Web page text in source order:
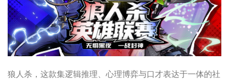
狼人杀，这款集逻辑推理、心理博弈与口才表达于一体的社